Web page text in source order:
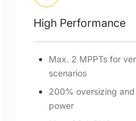
Assured
Battery terminal
IP65 ingress
Type II SPD on